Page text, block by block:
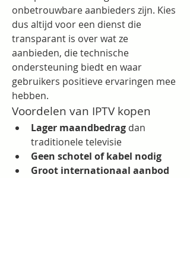
onbetrouwbare aanbieders zijn. Kies
dus altijd voor een dienst die
transparant is over wat ze
aanbieden, die technische
ondersteuning biedt en waar
gebruikers positieve ervaringen mee
hebben.
Voordelen van IPTV kopen
Lager maandbedrag dan
traditionele televisie
Geen schotel of kabel nodig
Groot internationaal aanbod